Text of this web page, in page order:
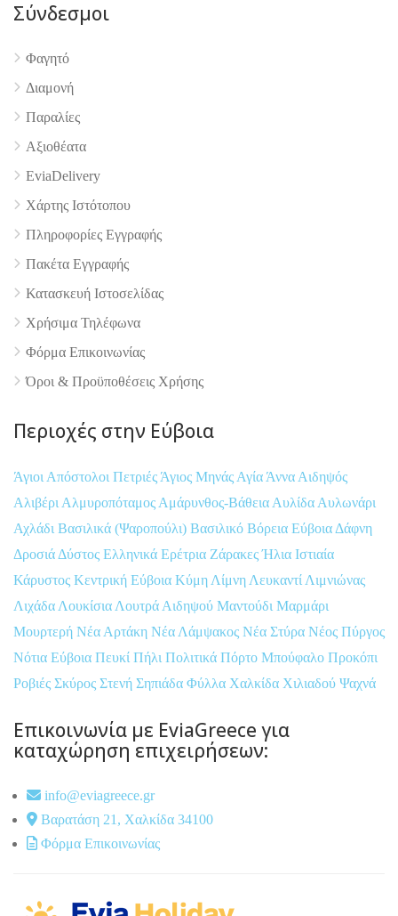
4.9
Σύνδεσμοι
Φαγητό
Διαμονή
Παραλίες
Αξιοθέατα
EviaDelivery
Χάρτης Ιστότοπου
Πληροφορίες Εγγραφής
Πακέτα Εγγραφής
Κατασκευή Ιστοσελίδας
Χρήσιμα Τηλέφωνα
Φόρμα Επικοινωνίας
Όροι & Προϋποθέσεις Xρήσης
Περιοχές στην Εύβοια
Άγιοι Απόστολοι Πετριές Άγιος Μηνάς Αγία Άννα Αιδηψός
Αλιβέρι Αλμυροπόταμος Αμάρυνθος-Βάθεια Αυλίδα Αυλωνάρι
Αχλάδι Βασιλικά (Ψαροπούλι) Βασιλικό Βόρεια Εύβοια Δάφνη
Δροσιά Δύστος Ελληνικά Ερέτρια ΖάρακεςΉλια Ιστιαία
Κάρυστος Κεντρική Εύβοια Κύμη Λίμνη Λευκαντί Λιμνιώνας
Λιχάδα Λουκίσια Λουτρά Αιδηψού Μαντούδι Μαρμάρι
Μουρτερή Νέα Αρτάκη Νέα Λάμψακος Νέα Στύρα Νέος Πύργος
Νότια Εύβοια Πευκί Πήλι Πολιτικά Πόρτο Μπούφαλο Προκόπι
Ροβιές Σκύρος Στενή Σηπιάδα Φύλλα Χαλκίδα Χιλιαδού Ψαχνά
Επικοινωνία με EviaGreece για
καταχώρηση επιχειρήσεων:
info@eviagreece.gr
Βαρατάση 21, Χαλκίδα 34100
Φόρμα Επικοινωνίας